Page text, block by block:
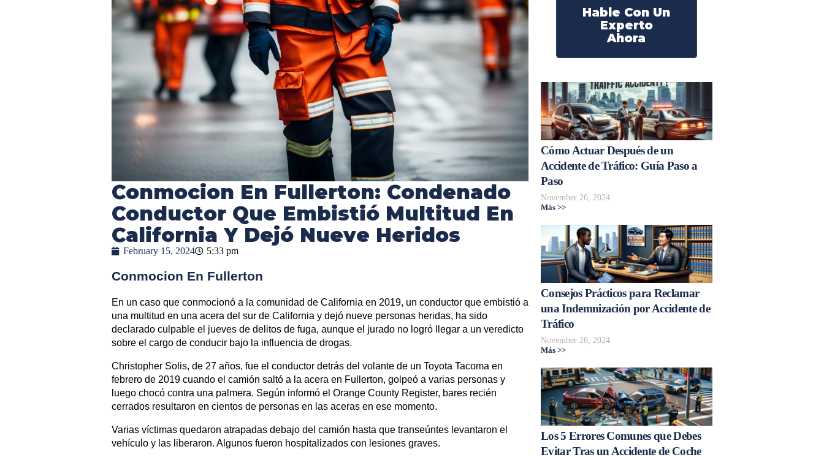
Conmocion En Fullerton: Condenado
Conductor Que Embistió Multitud En
California Y Dejó Nueve Heridos
February 15, 2024 5:33 pm
Conmocion En Fullerton
En un caso que conmocionó a la comunidad de California en 2019, un conductor que embistió a
una multitud en una acera del sur de California y dejó nueve personas heridas, ha sido
declarado culpable el jueves de delitos de fuga, aunque el jurado no logró llegar a un veredicto
sobre el cargo de conducir bajo la influencia de drogas.
Christopher Solis, de 27 años, fue el conductor detrás del volante de un Toyota Tacoma en
febrero de 2019 cuando el camión saltó a la acera en Fullerton, golpeó a varias personas y
luego chocó contra una palmera. Según informó el Orange County Register, bares recién
cerrados resultaron en cientos de personas en las aceras en ese momento.
Varias víctimas quedaron atrapadas debajo del camión hasta que transeúntes levantaron el
vehículo y las liberaron. Algunos fueron hospitalizados con lesiones graves.
Hable Con Un
Experto
Ahora
Cómo Actuar Después de un
Accidente de Tráfico: Guía Paso a
Paso
November 26, 2024
Más >>
Consejos Prácticos para Reclamar
una Indemnización por Accidente de
Tráfico
November 26, 2024
Más >>
Los 5 Errores Comunes que Debes
Evitar Tras un Accidente de Coche